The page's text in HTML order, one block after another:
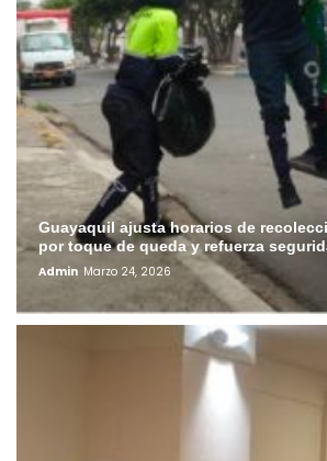
Guayaquil ajusta horarios de
por toque de queda y refuerza
Admin Marzo 24, 2026